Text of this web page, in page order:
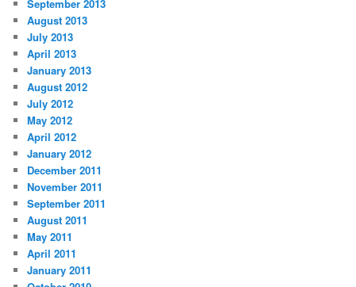
September 2013
August 2013
July 2013
April 2013
January 2013
August 2012
July 2012
May 2012
April 2012
January 2012
December 2011
November 2011
September 2011
August 2011
May 2011
April 2011
January 2011